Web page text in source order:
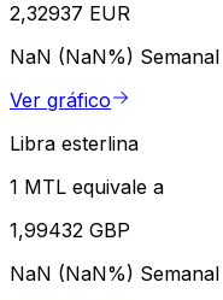
2,32937 EUR
NaN (NaN%) Semanal
Ver gráfico
Libra esterlina
1 MTL equivale a
1,99432 GBP
NaN (NaN%) Semanal